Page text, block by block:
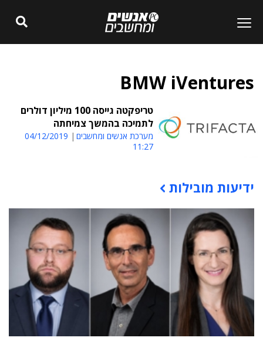
BMW iVentures
טריפקטה גייסה 100 מיליון דולרים
לתמיכה בהמשך צמיחתה
מערכת אנשים ומחשבים
04/12/2019
11:27
תוכן פרסומי
ידיעות מובילות